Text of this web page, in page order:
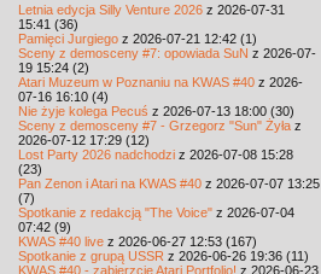
Letnia edycja Silly Venture 2026 z 2026-07-31
15:41 (36)
Pamięci Jurgiego z 2026-07-21 12:42 (1)
Sceny z demosceny #7: opowiada SuN z 2026-07-
19 15:24 (2)
Atari Muzeum w Poznaniu na KWAS #40 z 2026-
07-16 16:10 (4)
Nie żyje kolega Pecuś z 2026-07-13 18:00 (30)
Sceny z demosceny #7 - Grzegorz "Sun" Żyła z
2026-07-12 17:29 (12)
Lost Party 2026 nadchodzi z 2026-07-08 15:28
(23)
Pan Zenon i Atari na KWAS #40 z 2026-07-07 13:25
(7)
Spotkanie z redakcją "The Voice" z 2026-07-04
07:42 (9)
KWAS #40 live z 2026-06-27 12:53 (167)
Spotkanie z grupą USSR z 2026-06-26 19:36 (11)
KWAS #40 - zabierzcie Atari Portfolio! z 2026-06-23